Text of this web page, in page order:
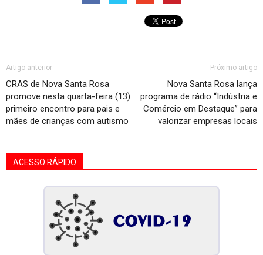
Artigo anterior
CRAS de Nova Santa Rosa
promove nesta quarta-feira (13)
primeiro encontro para pais e
mães de crianças com autismo
Próximo artigo
Nova Santa Rosa lança
programa de rádio “Indústria e
Comércio em Destaque” para
valorizar empresas locais
ACESSO RÁPIDO